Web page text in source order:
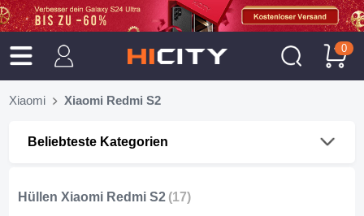
0
Xiaomi Xiaomi Redmi S2
Beliebteste Kategorien
Hüllen Xiaomi Redmi S2 (17)